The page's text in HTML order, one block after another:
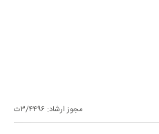
مجوز ارشاد: ۳/۴۴۹۶ت